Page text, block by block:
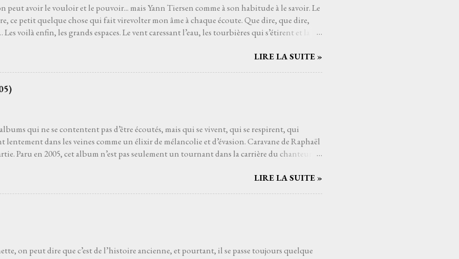
peut avoir le vouloir et le pouvoir... mais Yann Tiersen comme à son habitude à le savoir. Le
ce petit quelque chose qui fait virevolter mon âme à chaque écoute. Que dire, que dire,
voilà enfin, les grands espaces. Le vent caressant l’eau, les tourbières qui s’étirent et la
vers l’horizon, porté par le souffle d’un piano qui résonne comme un battement de cœur
courant. Des accords de La Valse des Monstres à la gravité brute de EUSA en passant par
LIRE LA SUITE »
qui ne se contentent pas d’être écoutés, mais qui se vivent, qui se respirent, qui
lentement dans les veines comme un élixir de mélancolie et d’évasion. Caravane de Raphaël
Paru en 2005, cet album n’est pas seulement un tournant dans la carrière du chanteur : il
la présence d'un soleil éclatant quand je l'écoute. Dès les premières notes de Caravane ,
les paroles dessinent un horizon mouvant, où l’amour et l’errance s’entrelacent comme les
LIRE LA SUITE »
on peut dire que c’est de l’histoire ancienne, et pourtant, il se passe toujours quelque